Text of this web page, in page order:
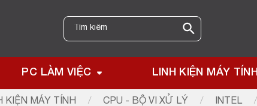
Tìm
kiếm:
PC LÀM VIỆC LINH KIỆN MÁY TÍNH
KIỆN MÁY TÍNH / CPU - BỘ VI XỬ LÝ / INTEL /